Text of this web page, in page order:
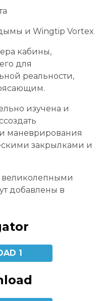
и Wingtip Vortex
кабины,
для
реальности,
изучена и
маневрирования
закрылками и
великолепными
добавлены в
1